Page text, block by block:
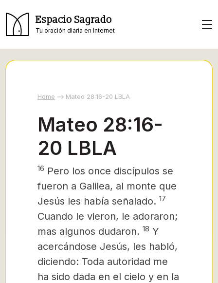
Espacio Sagrado
Tu oración diaria en Internet
Home Mateo 28:16-20 LBLA
Mateo 28:16-
20 LBLA
16 Pero los once discípulos se
fueron a Galilea, al monte que
Jesús les había señalado. 17
Cuando le vieron, le adoraron;
mas algunos dudaron. 18 Y
acercándose Jesús, les habló,
diciendo: Toda autoridad me
ha sido dada en el cielo y en la